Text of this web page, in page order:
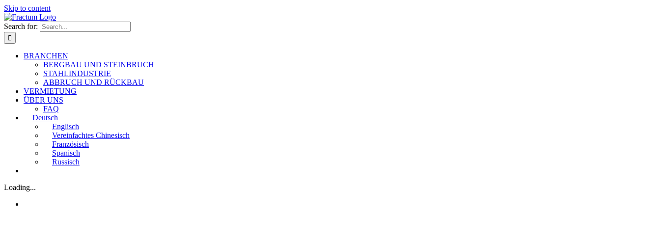
Skip to content
Search for:
BRANCHEN
BERGBAU UND STEINBRUCH
STAHLINDUSTRIE
ABBRUCH UND RÜCKBAU
VERMIETUNG
ÜBER UNS
FAQ
Deutsch
Englisch
Vereinfachtes Chinesisch
Französisch
Spanisch
Russisch
Loading...